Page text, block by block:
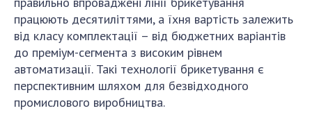
працюють десятиліттями, а їхня вартість залежить
від класу комплектації – від бюджетних варіантів
до преміум-сегмента з високим рівнем
автоматизації. Такі технології брикетування є
перспективним шляхом для безвідходного
промислового виробництва.